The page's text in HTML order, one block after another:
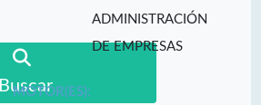
Buscar
ADMINISTRACIÓN
DE EMPRESAS
MOTOR(ES):